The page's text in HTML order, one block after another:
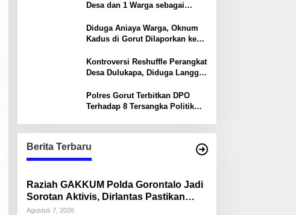
Desa dan 1 Warga sebagai
Politik PSU Pilkada Gorut
Diduga Aniaya Warga, Oknum
Kadus di Gorut Dilaporkan ke
Kontroversi Reshuffle Perangkat
Desa Dulukapa, Diduga Langgar
Polres Gorut Terbitkan DPO
Terhadap 8 Tersangka Politik
Berita Terbaru
Raziah GAKKUM Polda Gorontalo Jadi
Sorotan Aktivis, Dirlantas Pastikan
Evaluasi Petugas
Agustus 7, 2026